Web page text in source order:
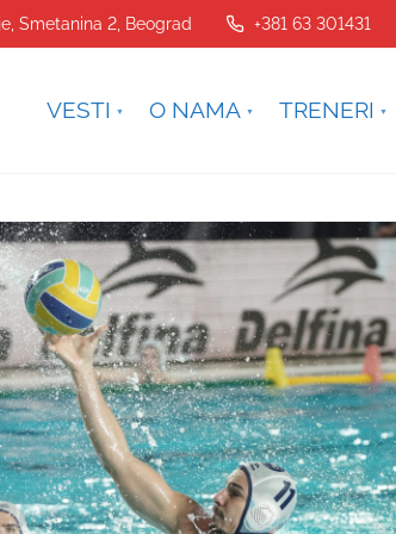
Smetanina 2, Beograd +381 63 301431
VESTI O NAMA TRENERI